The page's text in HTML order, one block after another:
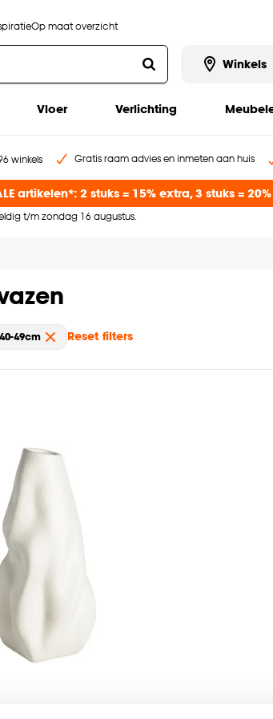
Op maat overzicht
Winkels
Vloer Verlichting
winkels Gratis raam advies en inmeten aan huis
artikelen*: 2 stuks = 15% extra, 3 stuks =
t/m zondag 16 augustus.
49cm Reset filters